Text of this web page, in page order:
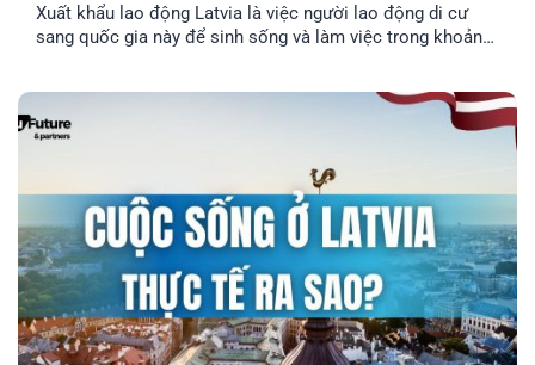
Xuất khẩu lao động Latvia là việc người lao động di cư
sang quốc gia này để sinh sống và làm việc trong khoản
nhu cầu định cư. Vậy đâu mới là phương án định cư cho
cả gia đình tốt nhất? Cùng EFP tìm hiểu qua bài viết dưới